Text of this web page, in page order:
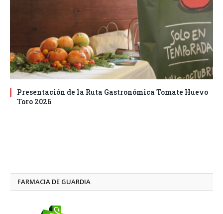
Presentación de la Ruta Gastronómica Tomate Huevo
Toro 2026
FARMACIA DE GUARDIA